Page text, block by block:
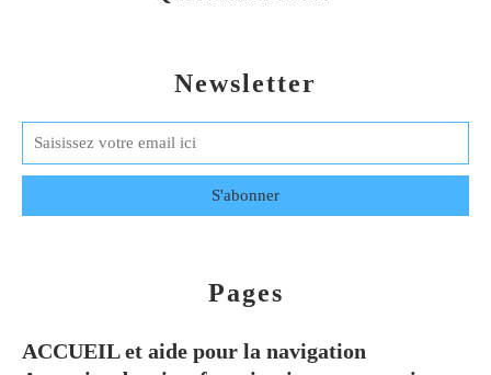
Newsletter
Pages
ACCUEIL et aide pour la navigation